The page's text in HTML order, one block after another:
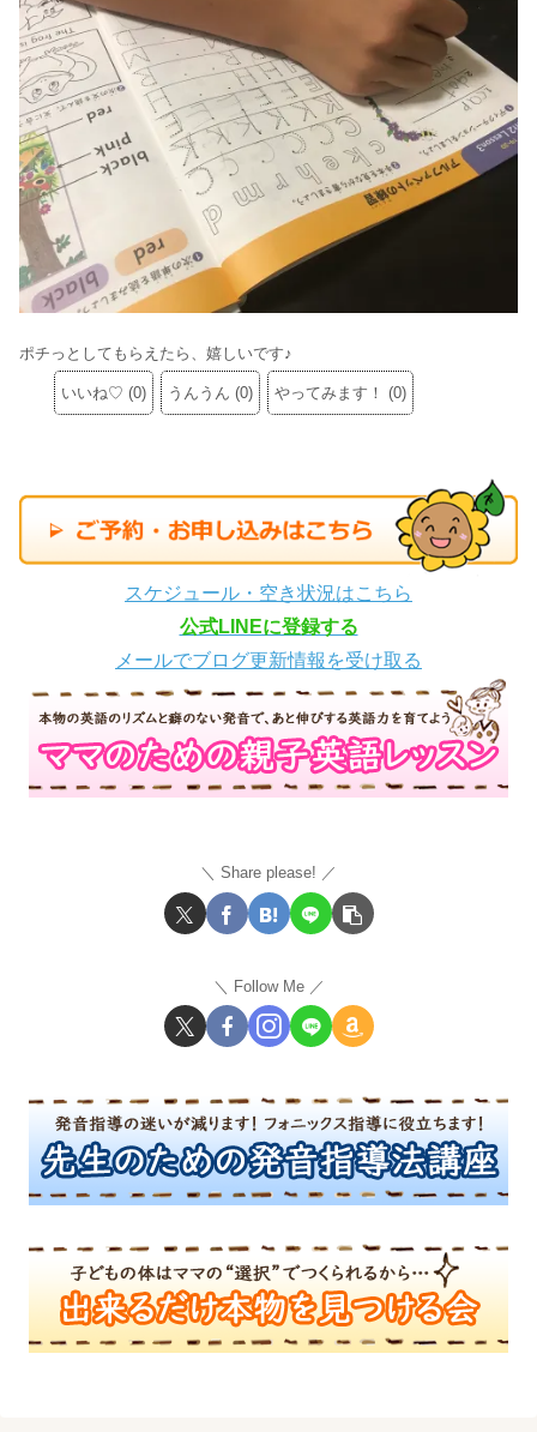
ポチっとしてもらえたら、嬉しいです♪
いいね♡ (0) うんうん (0) やってみます！ (0)
スケジュール・空き状況はこちら
公式LINEに登録する
メールでブログ更新情報を受け取る
Share please!
Follow Me